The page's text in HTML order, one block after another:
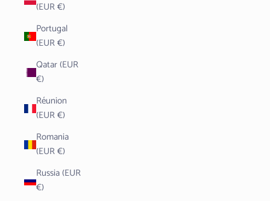
(EUR €)
Portugal
(EUR €)
Qatar (EUR
€)
Réunion
(EUR €)
Romania
(EUR €)
Russia (EUR
€)